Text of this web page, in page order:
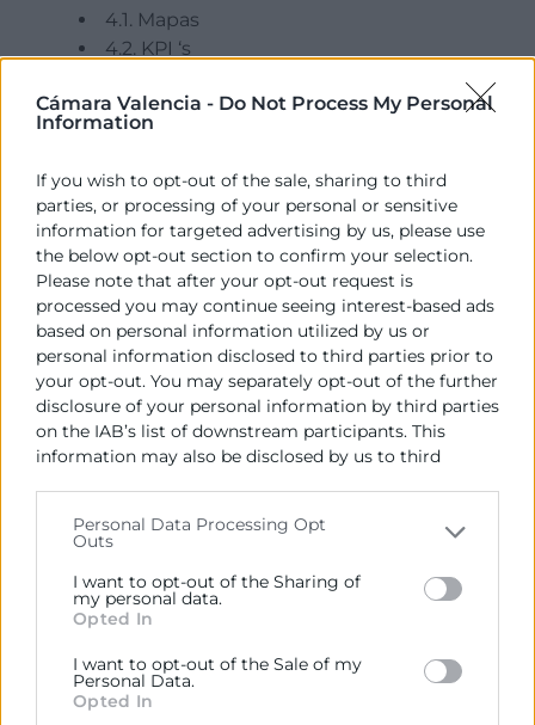
Cámara Valencia - Do Not Process My Personal
Information
If you wish to opt-out of the sale, sharing to third
parties, or processing of your personal or sensitive
information for targeted advertising by us, please use
the below opt-out section to confirm your selection.
Please note that after your opt-out request is
processed you may continue seeing interest-based ads
based on personal information utilized by us or
personal information disclosed to third parties prior to
your opt-out. You may separately opt-out of the further
disclosure of your personal information by third parties
on the IAB’s list of downstream participants. This
information may also be disclosed by us to third
Please note that this website/app uses one or more
Google services and may gather and store information
including but not limited to your visit or usage
behaviour. You may click to grant or deny consent to
below specified purposes in below Google consent
section.
Personal Data Processing Opt
Outs
I want to opt-out of the Sharing of
my personal data.
Opted In
I want to opt-out of the Sale of my
Personal Data.
Opted In
4.1. Mapas
4.2. KPI ‘s
4.4. Botones
5. Los cálculos, para crear Indicadores en base a
los campos existentes
5.1. Cálculos y Funciones (columnas)
6. Publicar y compartir a los proyectos
6.1. Sincronización POWER BI Online –
POWER BI Desktop
6.2. Publicar en POWER BI Online
6.3. Publicación de Paneles
6.4. Diseño para Móviles
PONENTES
Marta Fiol
Como apoyo a la formación, este curso dispone de un
servicio de tutoría activa. El tutor es experto en la
materia del curso y estará online para resolver
cualquier duda que surja. También realizará un